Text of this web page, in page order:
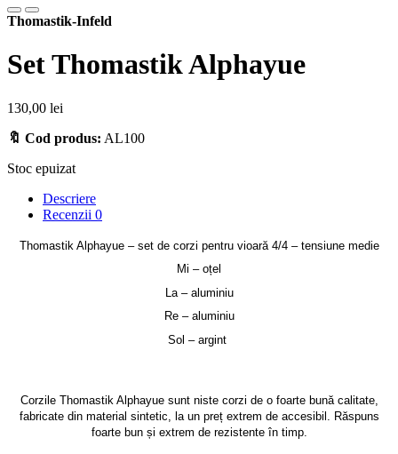
Thomastik-Infeld
Set Thomastik Alphayue
130,00 lei
🔖 Cod produs: AL100
Stoc epuizat
Descriere
Recenzii 0
Thomastik Alphayue – set de corzi pentru vioară 4/4 – tensiune medie
Mi – oțel
La – aluminiu
Re – aluminiu
Sol – argint
Corzile Thomastik Alphayue sunt niste corzi de o foarte bună calitate,
fabricate din material sintetic, la un preț extrem de accesibil. Răspuns
foarte bun și extrem de rezistente în timp.